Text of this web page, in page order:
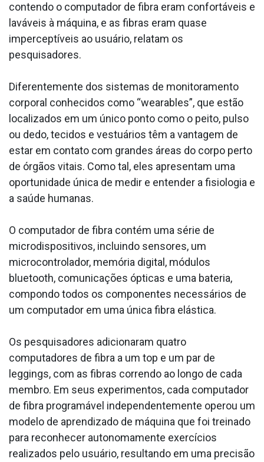
contendo o computador de fibra eram confortáveis e
laváveis à máquina, e as fibras eram quase
imperceptíveis ao usuário, relatam os
pesquisadores.
Diferentemente dos sistemas de monitoramento
corporal conhecidos como “wearables”, que estão
localizados em um único ponto como o peito, pulso
ou dedo, tecidos e vestuários têm a vantagem de
estar em contato com grandes áreas do corpo perto
de órgãos vitais. Como tal, eles apresentam uma
oportunidade única de medir e entender a fisiologia e
a saúde humanas.
O computador de fibra contém uma série de
microdispositivos, incluindo sensores, um
microcontrolador, memória digital, módulos
bluetooth, comunicações ópticas e uma bateria,
compondo todos os componentes necessários de
um computador em uma única fibra elástica.
Os pesquisadores adicionaram quatro
computadores de fibra a um top e um par de
leggings, com as fibras correndo ao longo de cada
membro. Em seus experimentos, cada computador
de fibra programável independentemente operou um
modelo de aprendizado de máquina que foi treinado
para reconhecer autonomamente exercícios
realizados pelo usuário, resultando em uma precisão